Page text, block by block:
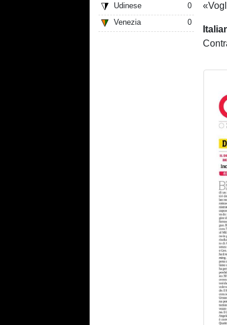
Udinese
0
Venezia
0